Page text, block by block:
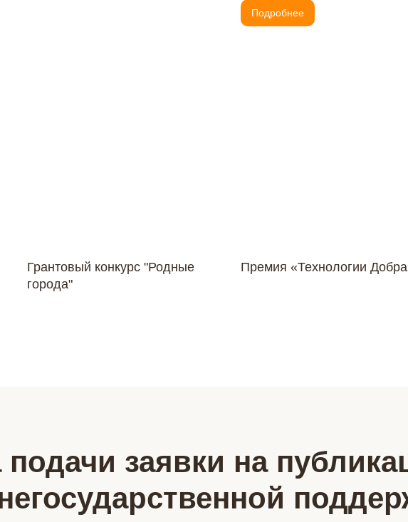
Подробнее
Грантовый конкурс "Родные
города"
Премия «Технологии
заявки на